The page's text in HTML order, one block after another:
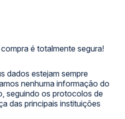
é totalmente segura!
dados estejam sempre
nenhuma informação do
seguindo os protocolos de
das principais instituições